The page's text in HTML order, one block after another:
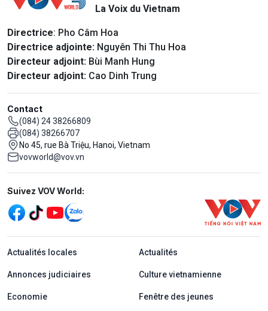
La Voix du Vietnam
Directrice: Pho Câm Hoa
Directrice adjointe: Nguyên Thi Thu Hoa
Directeur adjoint: Bùi Manh Hung
Directeur adjoint: Cao Dinh Trung
Contact
(084) 24 38266809
(084) 38266707
No 45, rue Bà Triệu, Hanoi, Vietnam
vovworld@vov.vn
Mạng xã hội
Suivez VOV World:
menu footer tiếng Pháp
Actualités locales Actualités
Annonces judiciaires Culture vietnamienne
Economie Fenêtre des jeunes